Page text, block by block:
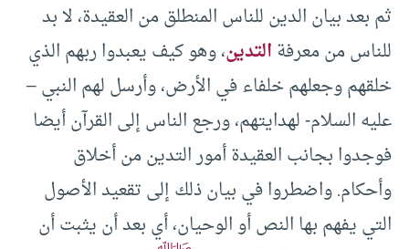
ثم بعد بيان الدين للناس المنطلق من العقيدة، لا بد
للناس من معرفةالتدين، وهو كيف يعبدوا ربهم الذي
خلقهم وجعلهم خلفاء في الأرض، وأرسل لهم النبي –
عليه السلام- لهدايتهم، ورجع الناس إلى القرآن أيضا
فوجدوا بجانب العقيدة أمور التدين من أخلاق
وأحكام. واضطروا في بيان ذلك إلى تقعيد الأصول
التي يفهم بها النص أو الوحيان، أي بعد أن يثبت أن